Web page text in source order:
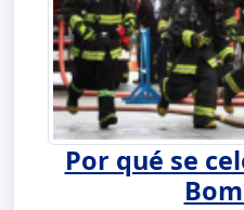
Por qué se